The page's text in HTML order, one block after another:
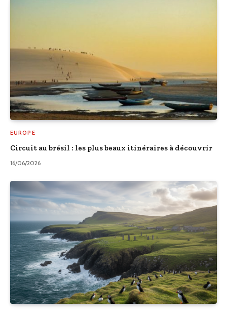
EUROPE
Circuit au brésil : les plus beaux itinéraires à découvrir
16/06/2026